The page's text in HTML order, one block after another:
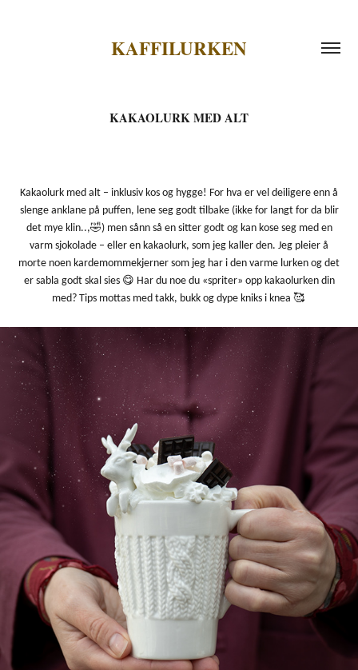
KAFFILURKEN
KAKAOLURK MED ALT
Kakaolurk med alt – inklusiv kos og hygge! For hva er vel deiligere enn å
slenge anklane på puffen, lene seg godt tilbake (ikke for langt for da blir
det mye klin..,🤣) men sånn så en sitter godt og kan kose seg med en
varm sjokolade – eller en kakaolurk, som jeg kaller den. Jeg pleier å
morte noen kardemommekjerner som jeg har i den varme lurken og det
er sabla godt skal sies 😋 Har du noe du «spriter» opp kakaolurken din
med? Tips mottas med takk, bukk og dype kniks i knea 🥰